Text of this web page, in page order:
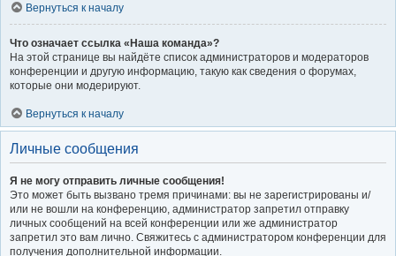
Вернуться к началу
Что означает ссылка «Наша команда»?
На этой странице вы найдёте список администраторов и модераторов
конференции и другую информацию, такую как сведения о форумах,
которые они модерируют.
Вернуться к началу
Личные сообщения
Я не могу отправить личные сообщения!
Это может быть вызвано тремя причинами: вы не зарегистрированы и/
или не вошли на конференцию, администратор запретил отправку
личных сообщений на всей конференции или же администратор
запретил это вам лично. Свяжитесь с администратором конференции для
получения дополнительной информации.